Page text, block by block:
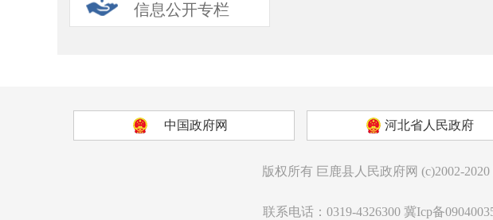
信息公开专栏
中国政府网 河北省人民政府
版权所有 巨鹿县人民政府网 (c)2002-2020
联系电话：0319-4326300 冀Icp备